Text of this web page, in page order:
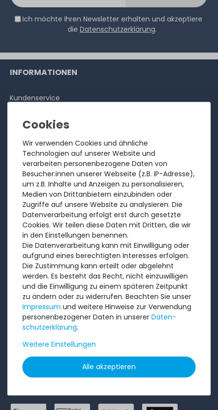
Ich möchte Ihren Newsletter erhalten und akzeptiere
die Datenschutzerklärung.
Wir verwenden Cookies und ähnliche
Technologien auf unserer Website und
verarbeiten personenbezogene Daten von
Besucher:innen unserer Webseite (z.B. IP-Adresse),
um z.B. Inhalte und Anzeigen zu personalisieren,
Medien von Drittanbietern einzubinden oder
Zugriffe auf unsere Website zu analysieren. Die
Datenverarbeitung erfolgt erst durch gesetzte
Cookies. Wir teilen diese Daten mit Dritten, die wir
in den Einstellungen benennen.
Die Datenverarbeitung kann mit Einwilligung oder
aufgrund eines berechtigten Interesses erfolgen.
Die Zustimmung kann erteilt oder abgelehnt
werden. Es besteht das Recht, nicht einzuwilligen
und die Einwilligung zu einem späteren Zeitpunkt
zu ändern oder zu widerrufen. Beachten Sie unser
Impressum und weitere Hinweise zur Verwendung
personenbezogener Daten in unserer Daten­
schutz­erklärung.
Weitere Einstellungen
Alle akzeptieren
INFORMATIONEN
Kundenservice
Über uns
Ankauf
Referenzen
Bewertungen
Versandkosten
Zahlungsarten
RECHTLICHES
AGB
Widerrufs­recht
Batterieentsorgung
Datenschutzerklärung
Barrierefreiheitserklärung
Impressum